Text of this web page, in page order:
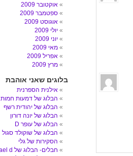
אוקטובר 2009
ספטמבר 2009
אוגוסט 2009
יולי 2009
יוני 2009
מאי 2009
אפריל 2009
מרץ 2009
בלוגים שאני אוהבת
אילנית הספרנית
הבלוג של דמעות חמות
הבלוג של יהודית רשף
הבלוג של יונה דורון
הבלוג של עופר D
הבלוג של שוקולד סגול
הסקירות של גלי
חבלים- הבלוג של yael d.